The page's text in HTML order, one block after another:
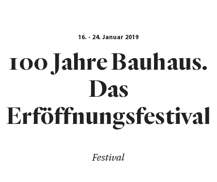
16. - 24. Januar 2019
100 Jahre Bauhaus.
Das
Erföffnungsfestival
Festival